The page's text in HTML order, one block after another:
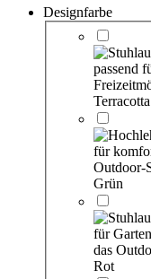
Designfarbe
Terracotta
Grün
Rot